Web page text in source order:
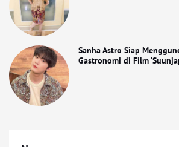
Sanha Astro Siap
Gastronomi di Film